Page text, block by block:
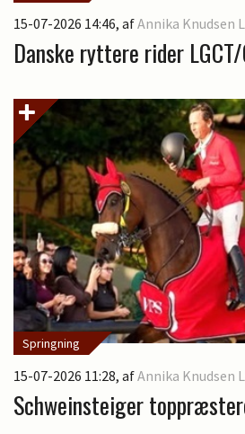
15-07-2026 14:46, afAnnika Knudsen
Danske ryttere rider
Springning
15-07-2026 11:28, afAnnika Knudsen
Schweinsteiger